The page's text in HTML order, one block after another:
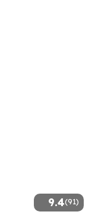
9.4(91)